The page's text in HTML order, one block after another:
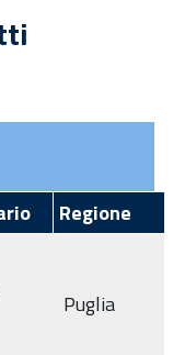
Regione
Puglia